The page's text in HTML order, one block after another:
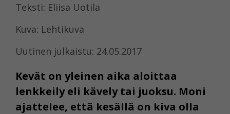
Teksti: Eliisa Uotila
Kuva: Lehtikuva
Uutinen julkaistu: 24.05.2017
Kevät on yleinen aika aloittaa
lenkkeily eli kävely tai juoksu. Moni
ajattelee, että kesällä on kiva olla